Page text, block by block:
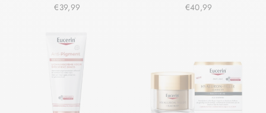
€39,99 €40,99